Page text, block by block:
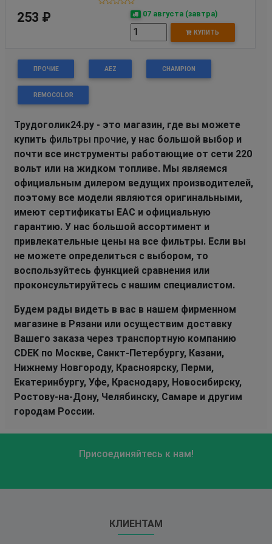
253 ₽ 07 августа (завтра)
КУПИТЬ
ПРОЧИЕ AEZ CHAMPION
REMOCOLOR
Трудоголик24.ру - это магазин, где вы можете
купить фильтры прочие, у нас большой выбор и
почти все инструменты работающие от сети 220
вольт или на жидком топливе. Мы являемся
официальным дилером ведущих производителей,
поэтому все модели являются оригинальными,
имеют сертификаты EAC и официальную
гарантию. У нас большой ассортимент и
привлекательные цены на все фильтры. Если вы
не можете определиться с выбором, то
воспользуйтесь функцией сравнения или
проконсультируйтесь с нашим специалистом.
Будем рады видеть в вас в нашем фирменном
магазине в Рязани или осуществим доставку
Вашего заказа через транспортную компанию
CDEK по Москве, Санкт-Петербургу, Казани,
Нижнему Новгороду, Красноярску, Перми,
Екатеринбургу, Уфе, Краснодару, Новосибирску,
Ростову-на-Дону, Челябинску, Самаре и другим
городам России.
Присоединяйтесь к нам!
КЛИЕНТАМ